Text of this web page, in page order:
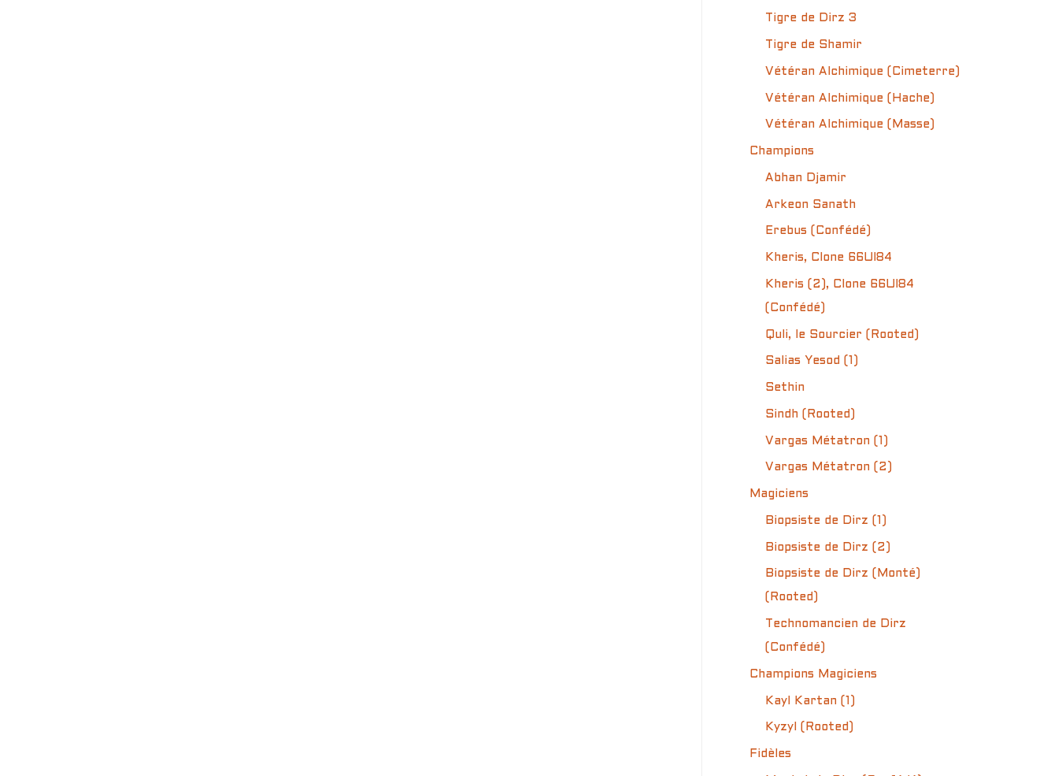
Tigre de Dirz 3
Tigre de Shamir
Vétéran Alchimique (Cimeterre)
Vétéran Alchimique (Hache)
Vétéran Alchimique (Masse)
Champions
Abhan Djamir
Arkeon Sanath
Erebus (Confédé)
Kheris, Clone 66UI84
Kheris (2), Clone 66UI84
(Confédé)
Quli, le Sourcier (Rooted)
Salias Yesod (1)
Sethin
Sindh (Rooted)
Vargas Métatron (1)
Vargas Métatron (2)
Magiciens
Biopsiste de Dirz (1)
Biopsiste de Dirz (2)
Biopsiste de Dirz (Monté)
(Rooted)
Technomancien de Dirz
(Confédé)
Champions Magiciens
Kayl Kartan (1)
Kyzyl (Rooted)
Fidèles